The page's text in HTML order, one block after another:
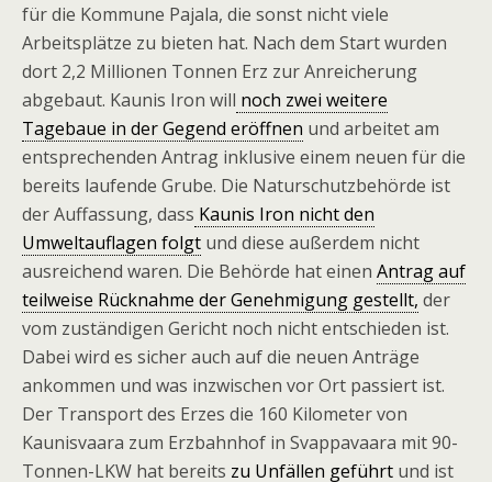
für die Kommune Pajala, die sonst nicht viele
Arbeitsplätze zu bieten hat. Nach dem Start wurden
dort 2,2 Millionen Tonnen Erz zur Anreicherung
abgebaut. Kaunis Iron will noch zwei weitere
Tagebaue in der Gegend eröffnen und arbeitet am
entsprechenden Antrag inklusive einem neuen für die
bereits laufende Grube. Die Naturschutzbehörde ist
der Auffassung, dass Kaunis Iron nicht den
Umweltauflagen folgt und diese außerdem nicht
ausreichend waren. Die Behörde hat einen Antrag auf
teilweise Rücknahme der Genehmigung gestellt, der
vom zuständigen Gericht noch nicht entschieden ist.
Dabei wird es sicher auch auf die neuen Anträge
ankommen und was inzwischen vor Ort passiert ist.
Der Transport des Erzes die 160 Kilometer von
Kaunisvaara zum Erzbahnhof in Svappavaara mit 90-
Tonnen-LKW hat bereits zu Unfällen geführt und ist